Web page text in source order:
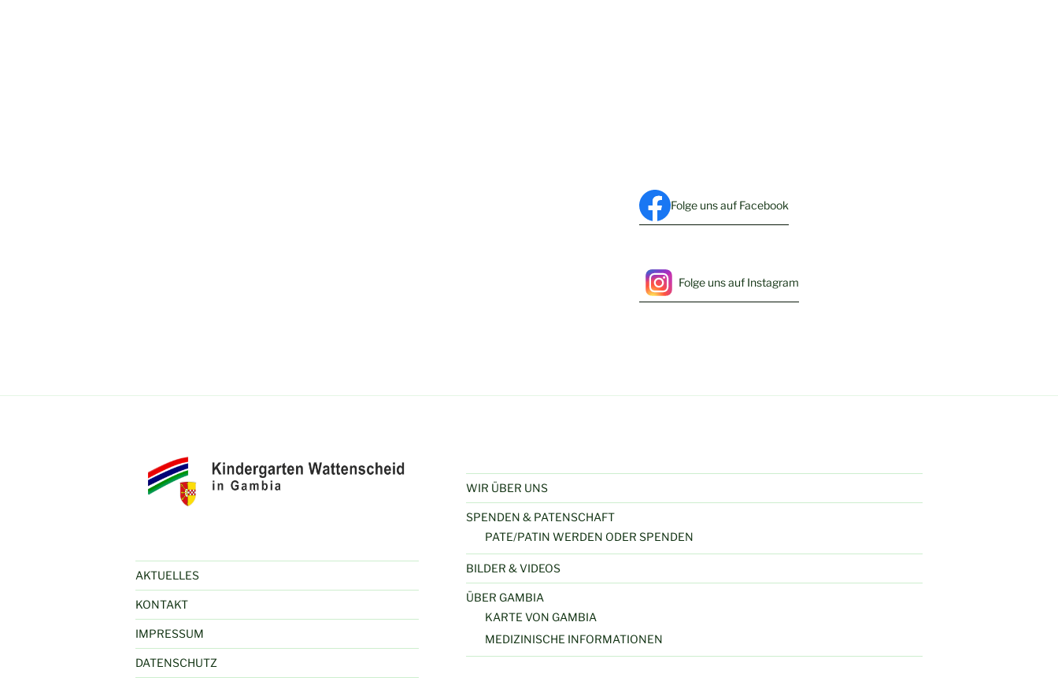
Folge uns auf Facebook
Folge uns auf Instagram
AKTUELLES
KONTAKT
IMPRESSUM
DATENSCHUTZ
WIR ÜBER UNS
SPENDEN & PATENSCHAFT
PATE/PATIN WERDEN ODER SPENDEN
BILDER & VIDEOS
ÜBER GAMBIA
KARTE VON GAMBIA
MEDIZINISCHE INFORMATIONEN